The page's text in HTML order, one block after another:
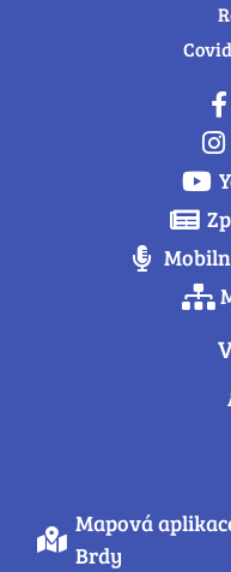
Mapová
Brdy